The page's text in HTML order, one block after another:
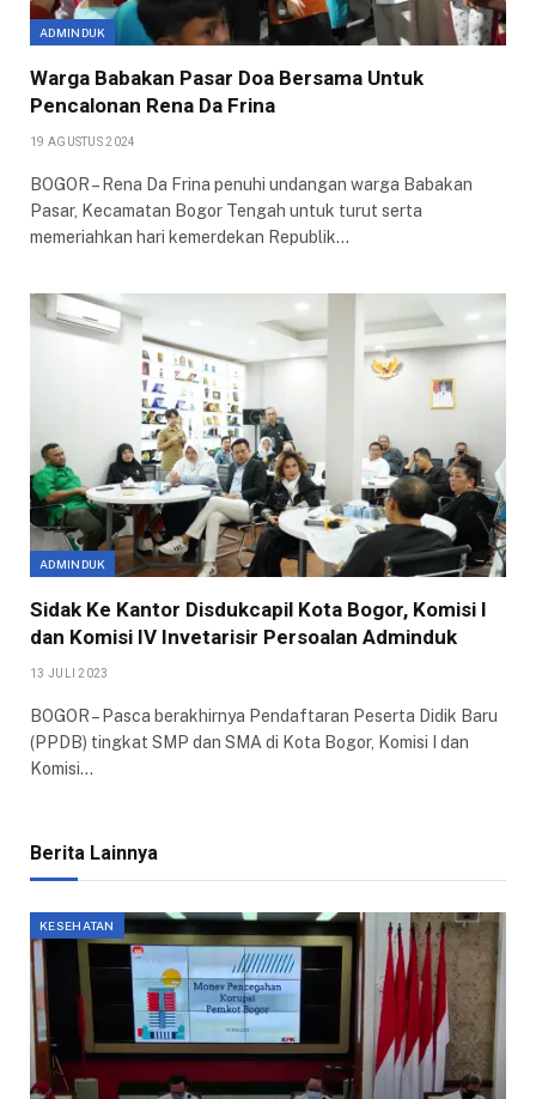
ADMINDUK
Warga Babakan Pasar Doa Bersama Untuk
Pencalonan Rena Da Frina
19 AGUSTUS 2024
BOGOR – Rena Da Frina penuhi undangan warga Babakan
Pasar, Kecamatan Bogor Tengah untuk turut serta
memeriahkan hari kemerdekan Republik…
ADMINDUK
Sidak Ke Kantor Disdukcapil Kota Bogor, Komisi I
dan Komisi IV Invetarisir Persoalan Adminduk
13 JULI 2023
BOGOR – Pasca berakhirnya Pendaftaran Peserta Didik Baru
(PPDB) tingkat SMP dan SMA di Kota Bogor, Komisi I dan
Komisi…
Berita Lainnya
KESEHATAN